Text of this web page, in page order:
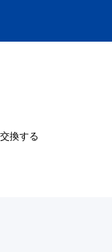
換する